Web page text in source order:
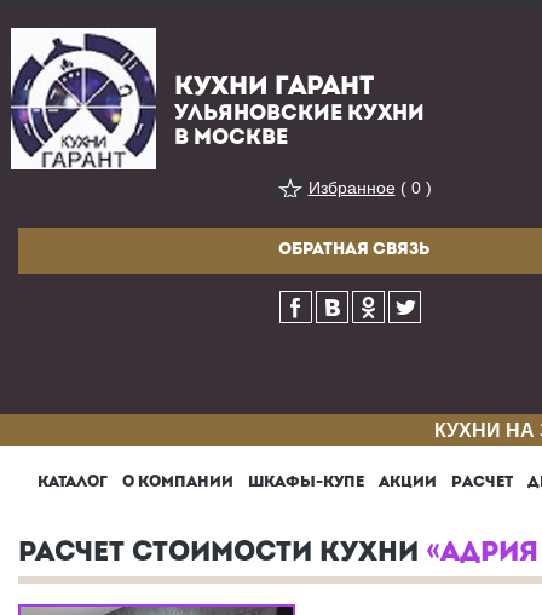
КУХНИ ГАРАНТ
УЛЬЯНОВСКИЕ КУХНИ
В МОСКВЕ
Избранное( 0 )
ОБРАТНАЯ СВЯЗЬ
КУХНИ
КАТАЛОГ О КОМПАНИИ ШКАФЫ-КУПЕ АКЦИИ РАСЧЕТ
РАСЧЕТ СТОИМОСТИ КУХНИ